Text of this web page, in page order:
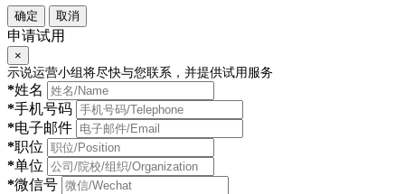
确定 取消
申请试用
×
示说运营小组将尽快与您联系，并提供试用服务
*姓名
*手机号码
*电子邮件
*职位
*单位
*微信号